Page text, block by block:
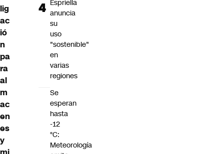
lig
ac
ió
n
pa
ra
al
m
ac
en
es
y
Espriella
anuncia
su
uso
"sostenible"
en
varias
regiones
Se
esperan
hasta
-12
°C:
Meteorología